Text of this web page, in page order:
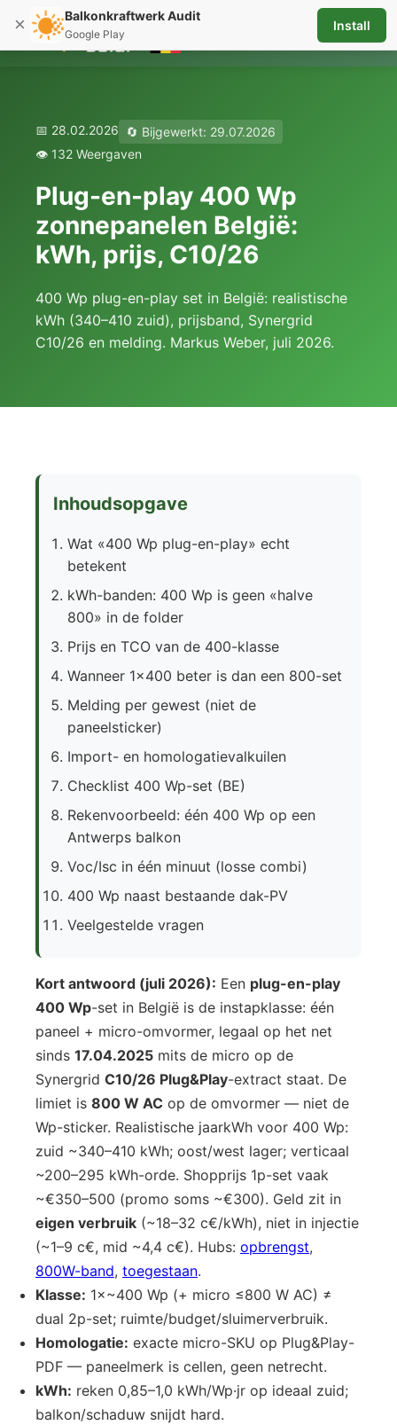
☰
📅 28.02.2026
🔄 Bijgewerkt: 29.07.2026
👁️ 132 Weergaven
Plug-en-play 400 Wp
zonnepanelen België:
kWh, prijs, C10/26
400 Wp plug-en-play set in België: realistische
kWh (340–410 zuid), prijsband, Synergrid
C10/26 en melding. Markus Weber, juli 2026.
Inhoudsopgave
Wat «400 Wp plug-en-play» echt
betekent
kWh-banden: 400 Wp is geen «halve
800» in de folder
Prijs en TCO van de 400-klasse
Wanneer 1×400 beter is dan een 800-set
Melding per gewest (niet de
paneelsticker)
Import- en homologatievalkuilen
Checklist 400 Wp-set (BE)
Rekenvoorbeeld: één 400 Wp op een
Antwerps balkon
Voc/Isc in één minuut (losse combi)
400 Wp naast bestaande dak-PV
Veelgestelde vragen
Kort antwoord (juli 2026): Een plug-en-play
400 Wp-set in België is de instapklasse: één
paneel + micro-omvormer, legaal op het net
sinds 17.04.2025 mits de micro op de
Synergrid C10/26 Plug&Play-extract staat. De
limiet is 800 W AC op de omvormer — niet de
Wp-sticker. Realistische jaarkWh voor 400 Wp:
zuid ~340–410 kWh; oost/west lager; verticaal
~200–295 kWh-orde. Shopprijs 1p-set vaak
~€350–500 (promo soms ~€300). Geld zit in
eigen verbruik (~18–32 c€/kWh), niet in injectie
(~1–9 c€, mid ~4,4 c€). Hubs: opbrengst,
800W-band, toegestaan.
Klasse: 1×~400 Wp (+ micro ≤800 W AC) ≠
dual 2p-set; ruimte/budget/sluimerverbruik.
Homologatie: exacte micro-SKU op Plug&Play-
PDF — paneelmerk is cellen, geen netrecht.
kWh: reken 0,85–1,0 kWh/Wp·jr op ideaal zuid;
balkon/schaduw snijdt hard.
× Balkonkraftwerk Audit
Google Play
Install